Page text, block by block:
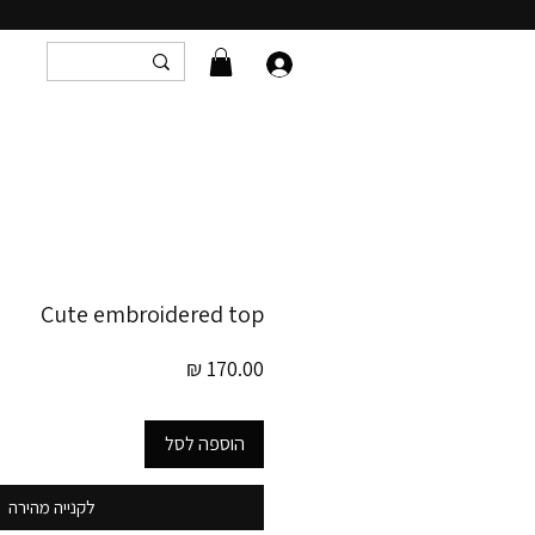
Cute embroidered top
הוספה לסל
לקנייה מהירה